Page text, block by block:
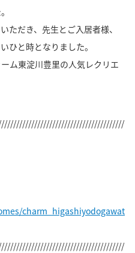
ただき、先生とご入居者様、
ひと時となりました。
ム東淀川豊里の人気レクリエ
charm_higashiyodogawat